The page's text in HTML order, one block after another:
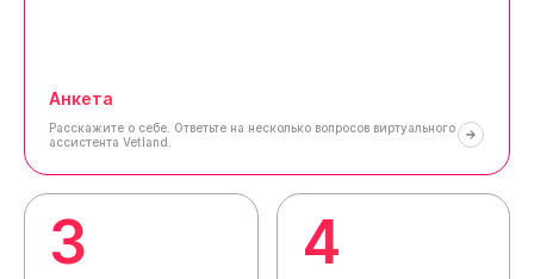
Анкета
Расскажите о себе. Ответьте на несколько вопросов виртуального
ассистента Vetland.
3 4